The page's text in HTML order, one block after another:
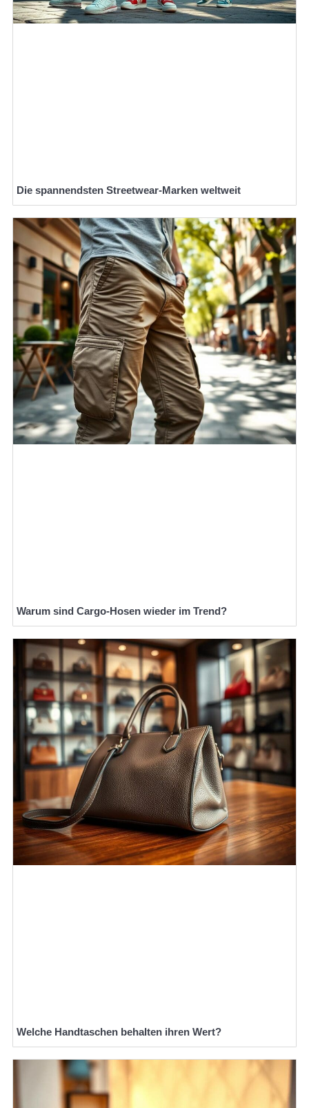
Die spannendsten Streetwear-Marken weltweit
Warum sind Cargo-Hosen wieder im Trend?
Welche Handtaschen behalten ihren Wert?